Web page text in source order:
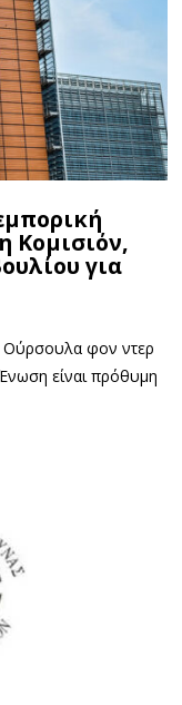
Κομισιόν,
για
Ούρσουλα φον ντερ
είναι πρόθυμη